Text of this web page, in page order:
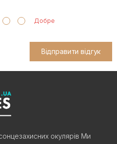
Добре
Відправити відгук
окулярів Ми